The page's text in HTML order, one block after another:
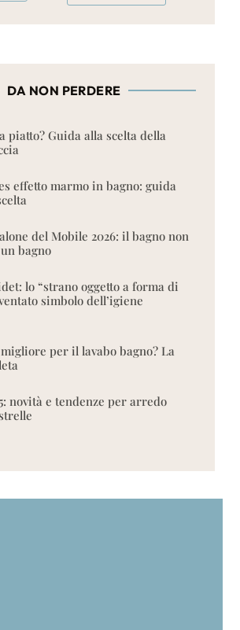
DA NON PERDERE
piatto? Guida alla scelta della
effetto marmo in bagno: guida
del Mobile 2026: il bagno non
bagno
lo “strano oggetto a forma di
simbolo dell’igiene
per il lavabo bagno? La
novità e tendenze per arredo